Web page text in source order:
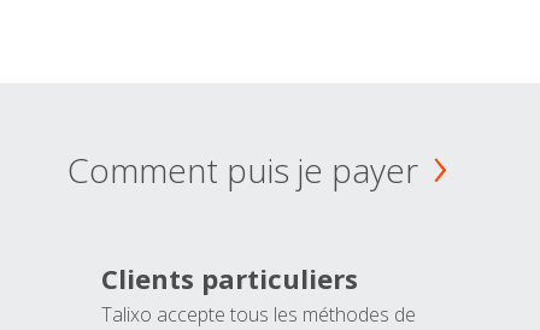
Comment puis je payer
Clients particuliers
Talixo accepte tous les méthodes de